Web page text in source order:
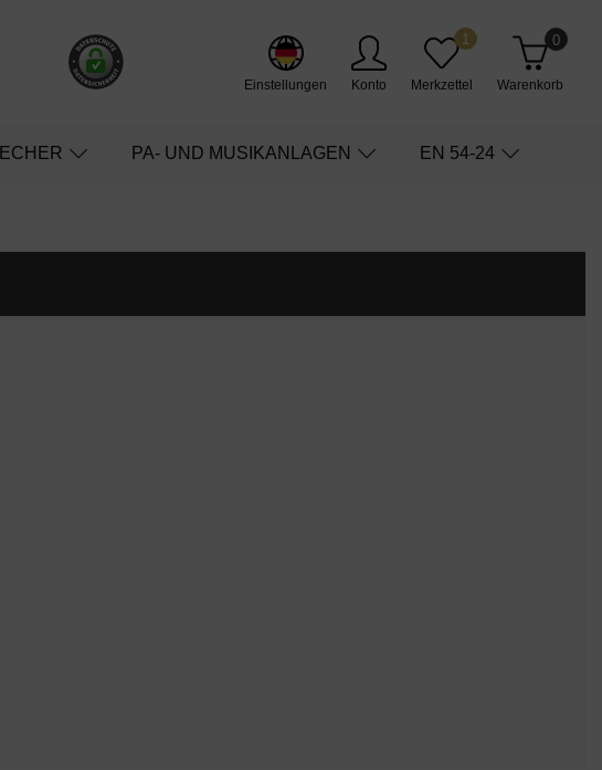
Einstellungen Konto Merkzettel
1
Warenkorb
0
PA- UND MUSIKANLAGEN EN 54-24